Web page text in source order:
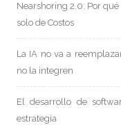
Nearshoring 2.0: Por
solo de Costos
La IA no va a
no la integren
El desarrollo de
estrategia